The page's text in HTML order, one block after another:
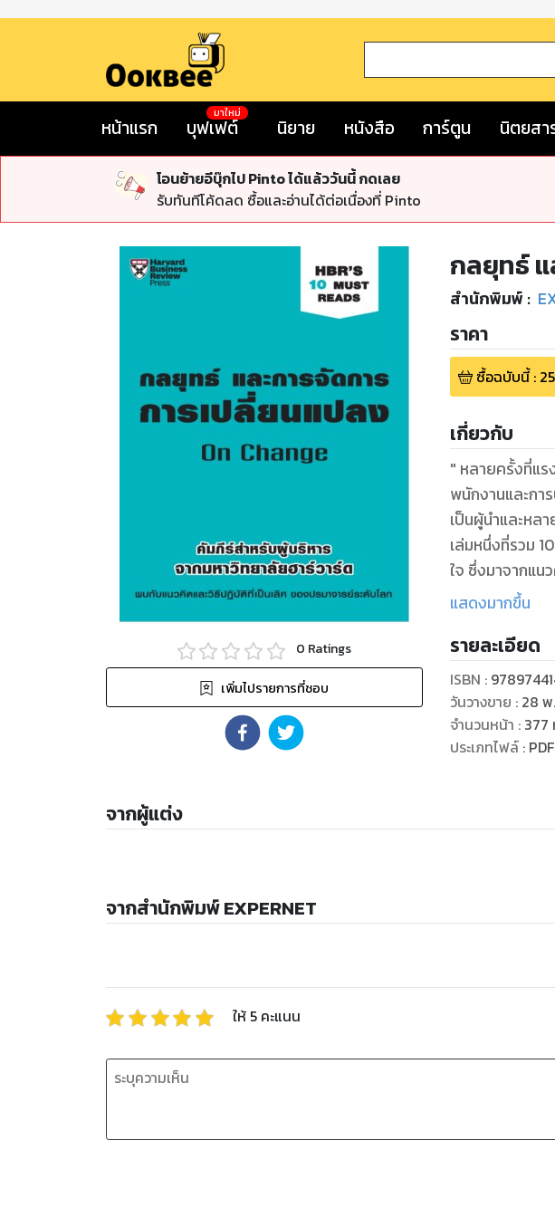
หน้าแรก บุฟเฟต์
มาใหม่
นิยาย หนังสือ การ์ตูน นิตยสา
โอนย้ายอีบุ๊กไป Pinto ได้แล้ววันนี้ กดเลย
รับทันทีโค้ดลด ซื้อและอ่านได้ต่อเนื่องที่ Pinto
0 Ratings
เพิ่มไปรายการที่ชอบ
กลยุทธ์ แ
สำนักพิมพ์ :
ราคา
ซื้อฉบับนี้:
เกี่ยวกับ
" หลายครั้งที่แรงบันดาลใจในการพัฒนาธุรกิจของคุณหดหาย หลายครั้งคุณเจออุปสรรคทั้งเรื่อง
พนักงานและกา
เป็นผู้นำและหลายครั้งคุณอาจต้องการ ""
เล่มหนึ่งที่รวม
ใจ ซึ่งมาจากแ
และคำแนะนำที่
• การนำเพื่อให้เ
• การเปลี่ยนแปล
• การนำเพิ่อกา
• การเปลี่ยนแป
• สุดยอดเคล็ด
• ถอดรหัสการ
• เรื่องหนัก ๆ
แสดงมากขึ้น
รายละเอียด
ISBN :
วันวางขาย : 28
จำนวนหน้า : 377
ประเภทไฟล์: PDF
จากผู้แต่ง
จากสำนักพิมพ์ EXPERNET
ให้ 5 คะแนน